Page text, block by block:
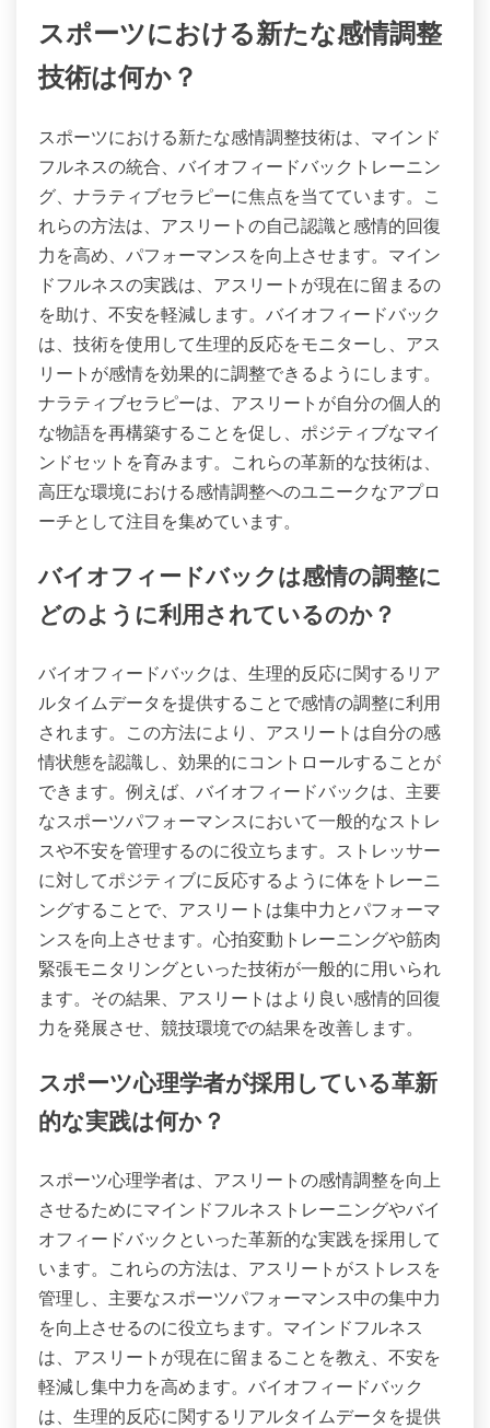
スポーツにおける新たな感情調整
技術は何か？
スポーツにおける新たな感情調整技術は、マインド
フルネスの統合、バイオフィードバックトレーニン
グ、ナラティブセラピーに焦点を当てています。こ
れらの方法は、アスリートの自己認識と感情的回復
力を高め、パフォーマンスを向上させます。マイン
ドフルネスの実践は、アスリートが現在に留まるの
を助け、不安を軽減します。バイオフィードバック
は、技術を使用して生理的反応をモニターし、アス
リートが感情を効果的に調整できるようにします。
ナラティブセラピーは、アスリートが自分の個人的
な物語を再構築することを促し、ポジティブなマイ
ンドセットを育みます。これらの革新的な技術は、
高圧な環境における感情調整へのユニークなアプロ
ーチとして注目を集めています。
バイオフィードバックは感情の調整に
どのように利用されているのか？
バイオフィードバックは、生理的反応に関するリア
ルタイムデータを提供することで感情の調整に利用
されます。この方法により、アスリートは自分の感
情状態を認識し、効果的にコントロールすることが
できます。例えば、バイオフィードバックは、主要
なスポーツパフォーマンスにおいて一般的なストレ
スや不安を管理するのに役立ちます。ストレッサー
に対してポジティブに反応するように体をトレーニ
ングすることで、アスリートは集中力とパフォーマ
ンスを向上させます。心拍変動トレーニングや筋肉
緊張モニタリングといった技術が一般的に用いられ
ます。その結果、アスリートはより良い感情的回復
力を発展させ、競技環境での結果を改善します。
スポーツ心理学者が採用している革新
的な実践は何か？
スポーツ心理学者は、アスリートの感情調整を向上
させるためにマインドフルネストレーニングやバイ
オフィードバックといった革新的な実践を採用して
います。これらの方法は、アスリートがストレスを
管理し、主要なスポーツパフォーマンス中の集中力
を向上させるのに役立ちます。マインドフルネス
は、アスリートが現在に留まることを教え、不安を
軽減し集中力を高めます。バイオフィードバック
は、生理的反応に関するリアルタイムデータを提供